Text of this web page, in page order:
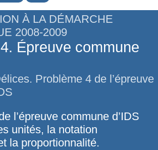
À LA DÉMARCHE
2008-2009
Épreuve commune
Problème 4 de l’épreuve
l’épreuve commune d’IDS
unités, la notation
la proportionnalité.